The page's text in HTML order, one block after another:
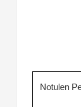
Notulen